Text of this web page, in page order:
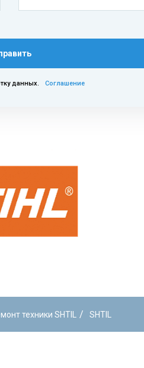
данных. Соглашение
техники SHTIL / SHTIL